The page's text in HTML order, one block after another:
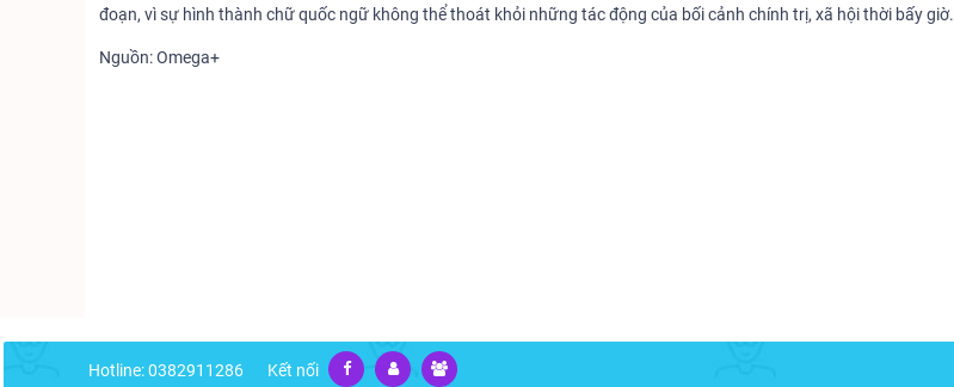
đoạn, vì sự hình thành chữ quốc ngữ không thể thoát khỏi những tác động của bối cảnh chính trị, xã hội thời bấy giờ.
Nguồn: Omega+
Hotline: 0382911286 Kết nối